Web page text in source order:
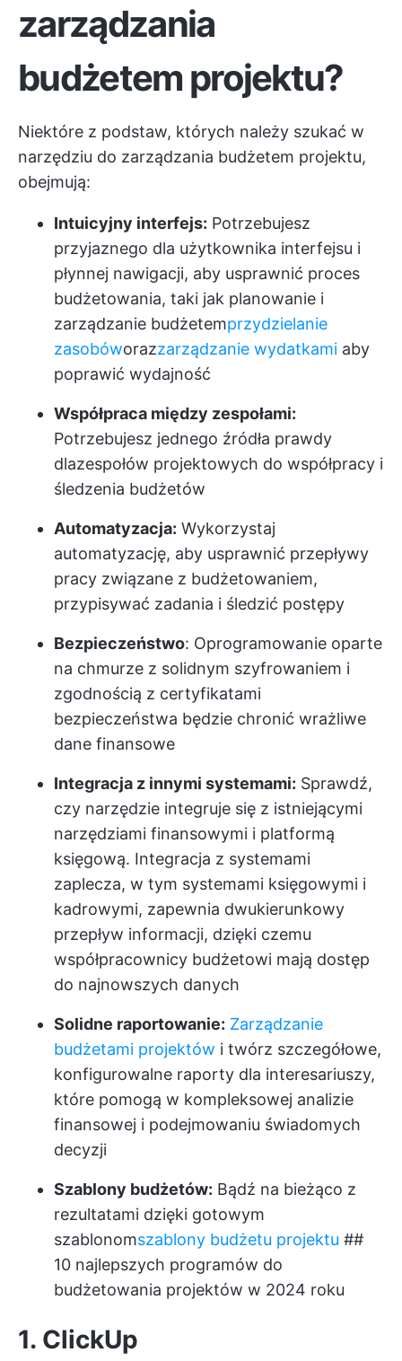
zarządzania
budżetem projektu?
Niektóre z podstaw, których należy szukać w
narzędziu do zarządzania budżetem projektu,
obejmują:
Intuicyjny interfejs: Potrzebujesz
przyjaznego dla użytkownika interfejsu i
płynnej nawigacji, aby usprawnić proces
budżetowania, taki jak planowanie i
zarządzanie budżetemprzydzielanie
zasobóworazzarządzanie wydatkami aby
poprawić wydajność
Współpraca między zespołami:
Potrzebujesz jednego źródła prawdy
dlazespołów projektowych do współpracy i
śledzenia budżetów
Automatyzacja: Wykorzystaj
automatyzację, aby usprawnić przepływy
pracy związane z budżetowaniem,
przypisywać zadania i śledzić postępy
Bezpieczeństwo: Oprogramowanie oparte
na chmurze z solidnym szyfrowaniem i
zgodnością z certyfikatami
bezpieczeństwa będzie chronić wrażliwe
dane finansowe
Integracja z innymi systemami: Sprawdź,
czy narzędzie integruje się z istniejącymi
narzędziami finansowymi i platformą
księgową. Integracja z systemami
zaplecza, w tym systemami księgowymi i
kadrowymi, zapewnia dwukierunkowy
przepływ informacji, dzięki czemu
współpracownicy budżetowi mają dostęp
do najnowszych danych
Solidne raportowanie: Zarządzanie
budżetami projektów i twórz szczegółowe,
konfigurowalne raporty dla interesariuszy,
które pomogą w kompleksowej analizie
finansowej i podejmowaniu świadomych
decyzji
Szablony budżetów: Bądź na bieżąco z
rezultatami dzięki gotowym
szablonomszablony budżetu projektu ##
10 najlepszych programów do
budżetowania projektów w 2024 roku
1. ClickUp